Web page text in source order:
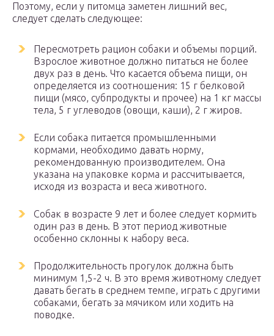
Поэтому, если у питомца заметен лишний вес,
следует сделать следующее:
Пересмотреть рацион собаки и объемы порций.
Взрослое животное должно питаться не более
двух раз в день. Что касается объема пищи, он
определяется из соотношения: 15 г белковой
пищи (мясо, субпродукты и прочее) на 1 кг массы
тела, 5 г углеводов (овощи, каши), 2 г жиров.
Если собака питается промышленными
кормами, необходимо давать норму,
рекомендованную производителем. Она
указана на упаковке корма и рассчитывается,
исходя из возраста и веса животного.
Собак в возрасте 9 лет и более следует кормить
один раз в день. В этот период животные
особенно склонны к набору веса.
Продолжительность прогулок должна быть
минимум 1,5-2 ч. В это время животному следует
давать бегать в среднем темпе, играть с другими
собаками, бегать за мячиком или ходить на
поводке.